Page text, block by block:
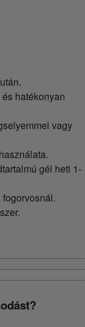
hatékonyan
vagy
gél heti 1-